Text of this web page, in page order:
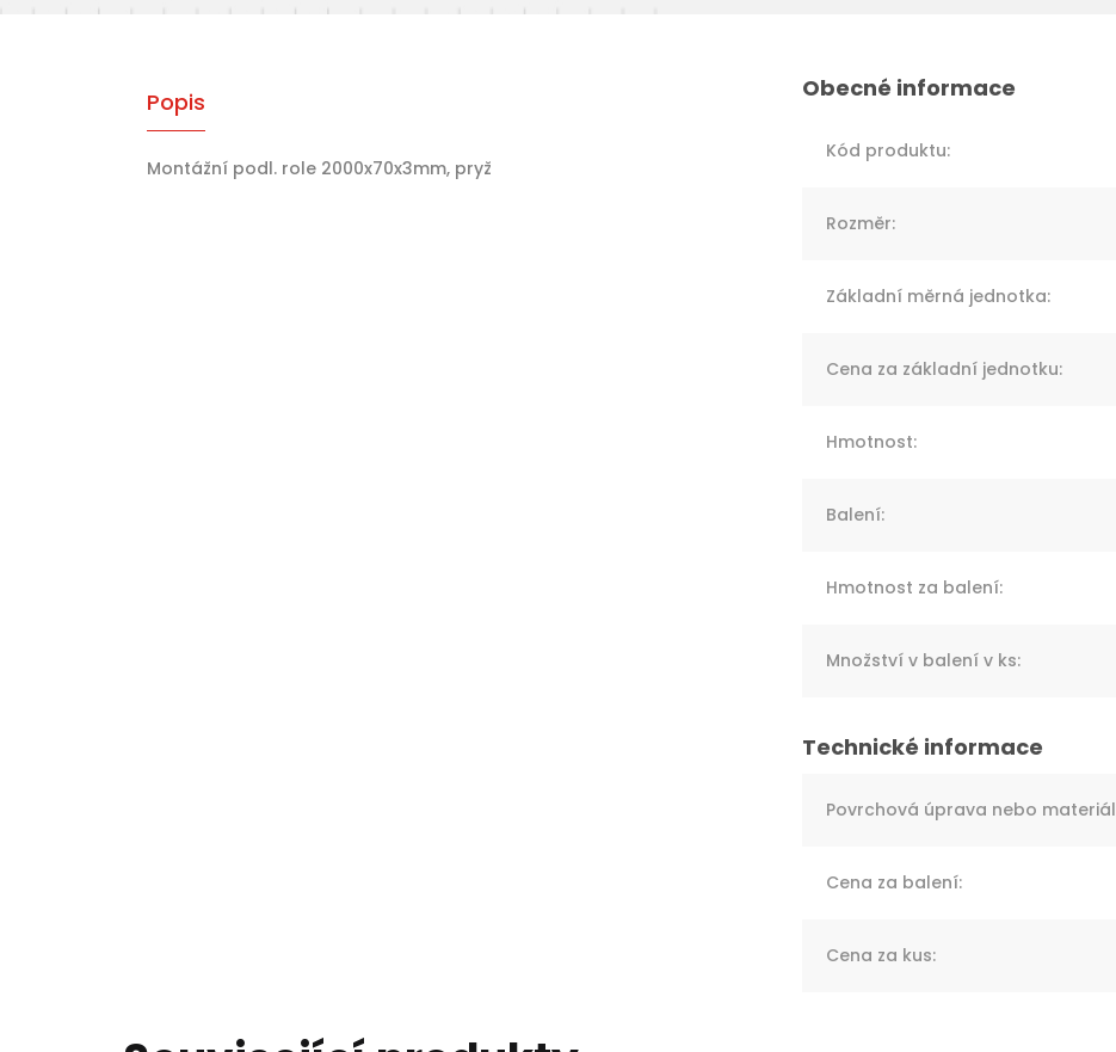
Popis
Montážní podl. role 2000x70x3mm, pryž
Kód produktu:
Rozměr:
Základní měrná jednotka:
Cena za základní jednotku:
Hmotnost:
Balení:
Hmotnost za balení:
Množství v balení v ks:
Povrchová úprava nebo materiál
Cena za balení:
Cena za kus: